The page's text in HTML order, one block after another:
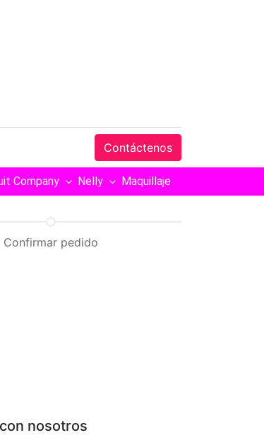
Contáctenos
Company Nelly Maquillaje
Confirmar pedido
nosotros